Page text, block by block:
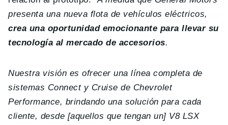
presenta una nueva flota de vehículos eléctricos,
crea una oportunidad emocionante para llevar su
tecnología al mercado de accesorios.
Nuestra visión es ofrecer una línea completa de
sistemas Connect y Cruise de Chevrolet
Performance, brindando una solución para cada
cliente, desde [aquellos que tengan un] V8 LSX